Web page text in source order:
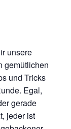
unsere
gemütlichen
und Tricks
Egal,
gerade
jeder ist